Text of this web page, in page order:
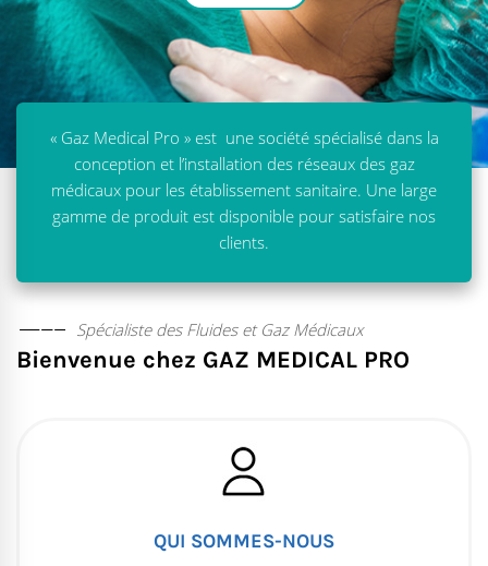
« Gaz Medical Pro » est une société spécialisé dans la
conception et l’installation des réseaux des gaz
médicaux pour les établissement sanitaire. Une large
gamme de produit est disponible pour satisfaire nos
clients.
Spécialiste des Fluides et Gaz Médicaux
Bienvenue chez GAZ MEDICAL PRO
QUI SOMMES-NOUS